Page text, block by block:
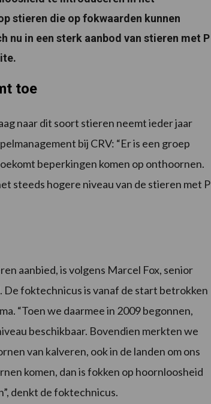
stieren die op fokwaarden kunnen
in een sterk aanbod van stieren met P
toe
naar dit soort stieren neemt ieder jaar
bij CRV: “Er is een groep
beperkingen komen op onthoornen.
steeds hogere niveau van de stieren met P
aanbied, is volgens Marcel Fox, senior
foktechnicus is vanaf de start betrokken
“Toen we daarmee in 2009 begonnen,
beschikbaar. Bovendien merkten we
van kalveren, ook in de landen om ons
komen, dan is fokken op hoornloosheid
denkt de foktechnicus.